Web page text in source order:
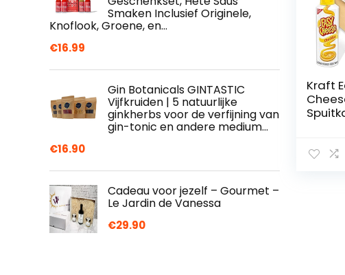
Smaken Inclusief Originele,
Knoflook, Groene, en…
€16.99
Gin Botanicals GINTASTIC
Vijfkruiden | 5 natuurlijke
ginkherbs voor de verfijning van
gin-tonic en andere medium…
€16.90
Cadeau voor jezelf – Gourmet –
Le Jardin de Vanessa
€29.90
Kraft